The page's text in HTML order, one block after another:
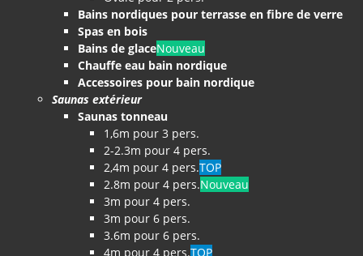
Bains nordiques pour terrasse en fibre de verre
Spas en bois
Bains de glaceNouveau
Chauffe eau bain nordique
Accessoires pour bain nordique
Saunas extérieur
Saunas tonneau
1,6m pour 3 pers.
2-2.3m pour 4 pers.
2,4m pour 4 pers.TOP
2.8m pour 4 pers.Nouveau
3m pour 4 pers.
3m pour 6 pers.
3.6m pour 6 pers.
4m pour 4 pers.TOP